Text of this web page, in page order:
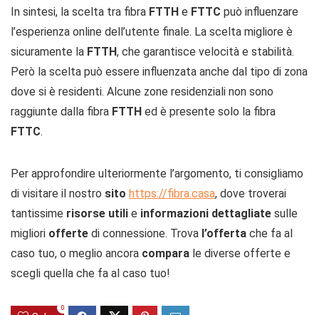
In sintesi, la scelta tra fibra FTTH e FTTC può influenzare
l’esperienza online dell’utente finale. La scelta migliore è
sicuramente la FTTH, che garantisce velocità e stabilità.
Però la scelta può essere influenzata anche dal tipo di zona
dove si è residenti. Alcune zone residenziali non sono
raggiunte dalla fibra FTTH ed è presente solo la fibra
FTTC.
Per approfondire ulteriormente l’argomento, ti consigliamo
di visitare il nostro sito https://fibra.casa, dove troverai
tantissime risorse utili e informazioni dettagliate sulle
migliori offerte di connessione. Trova l’offerta che fa al
caso tuo, o meglio ancora compara le diverse offerte e
scegli quella che fa al caso tuo!
0